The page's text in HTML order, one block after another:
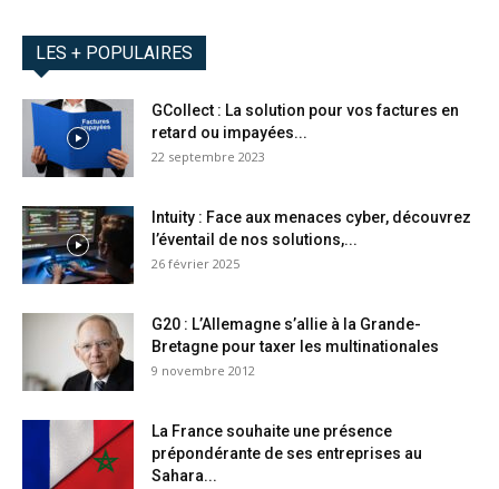
LES + POPULAIRES
GCollect : La solution pour vos factures en
retard ou impayées...
22 septembre 2023
Intuity : Face aux menaces cyber, découvrez
l’éventail de nos solutions,...
26 février 2025
G20 : L’Allemagne s’allie à la Grande-
Bretagne pour taxer les multinationales
9 novembre 2012
La France souhaite une présence
prépondérante de ses entreprises au
Sahara...